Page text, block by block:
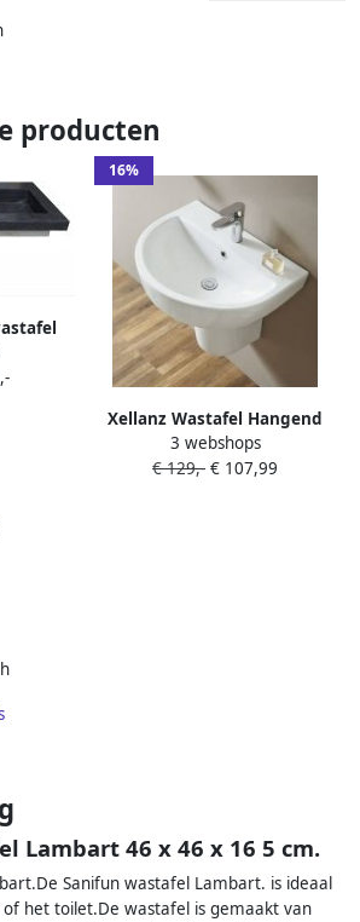
producten
16%
Xellanz Wastafel Hangend
Fold Ovaal 60x45x20cm
Keramiek Glans Wit 1
3 webshops
€ 129,- € 107,99
Lambart 46 x 46 x 16 5 cm.
Sanifun wastafel Lambart. is ideaal
het toilet.De wastafel is gemaakt van